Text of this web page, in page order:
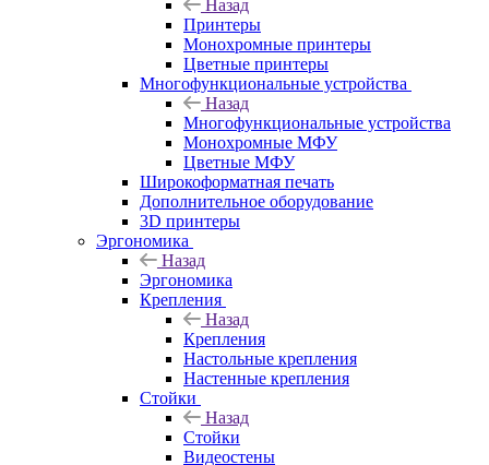
Назад
Принтеры
Моноxромныe принтеры
Цвeтныe принтеры
Многофункциональные устройства
Назад
Многофункциональные устройства
Монохромные МФУ
Цветные МФУ
Широкоформатная печать
Дополнительное оборудование
3D принтеры
Эргономика
Назад
Эргономика
Крепления
Назад
Крепления
Настольные крепления
Настенные крепления
Стойки
Назад
Стойки
Видеостены